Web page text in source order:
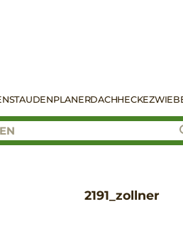
STAUDENPLANERDACHHECKE
2191_zollner